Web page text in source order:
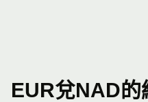
EUR兌NAD的